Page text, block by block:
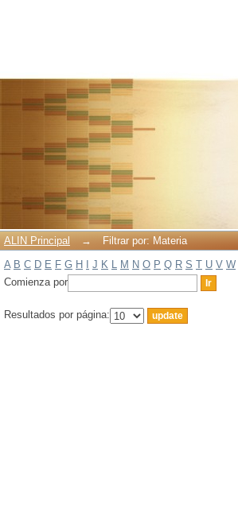
ALIN Principal →
Filtrar por: Materia
A B C D E F G H J K L M N O P Q R S T U V W
Comienza por
Resultados por página: